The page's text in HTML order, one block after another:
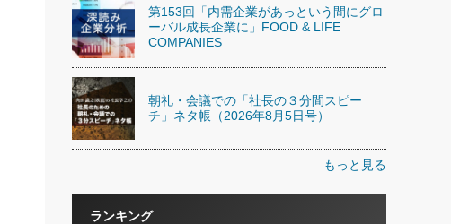
第153回「内需企業があっという間にグロ
ーバル成長企業に」FOOD & LIFE
COMPANIES
朝礼・会議での「社長の３分間スピー
チ」ネタ帳（2026年8月5日号）
もっと見る
ランキング